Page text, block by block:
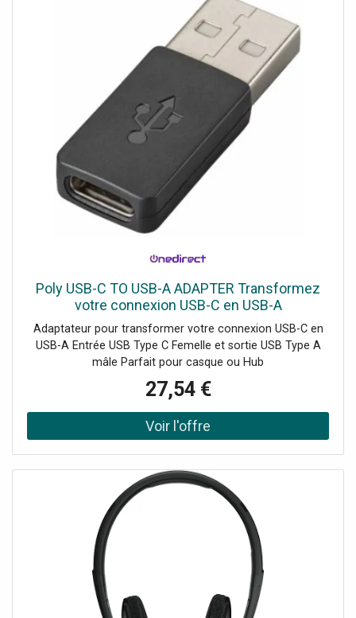
Poly USB-C TO USB-A ADAPTER Transformez
votre connexion USB-C en USB-A
Adaptateur pour transformer votre connexion USB-C en
USB-A Entrée USB Type C Femelle et sortie USB Type A
mâle Parfait pour casque ou Hub
27,54 €